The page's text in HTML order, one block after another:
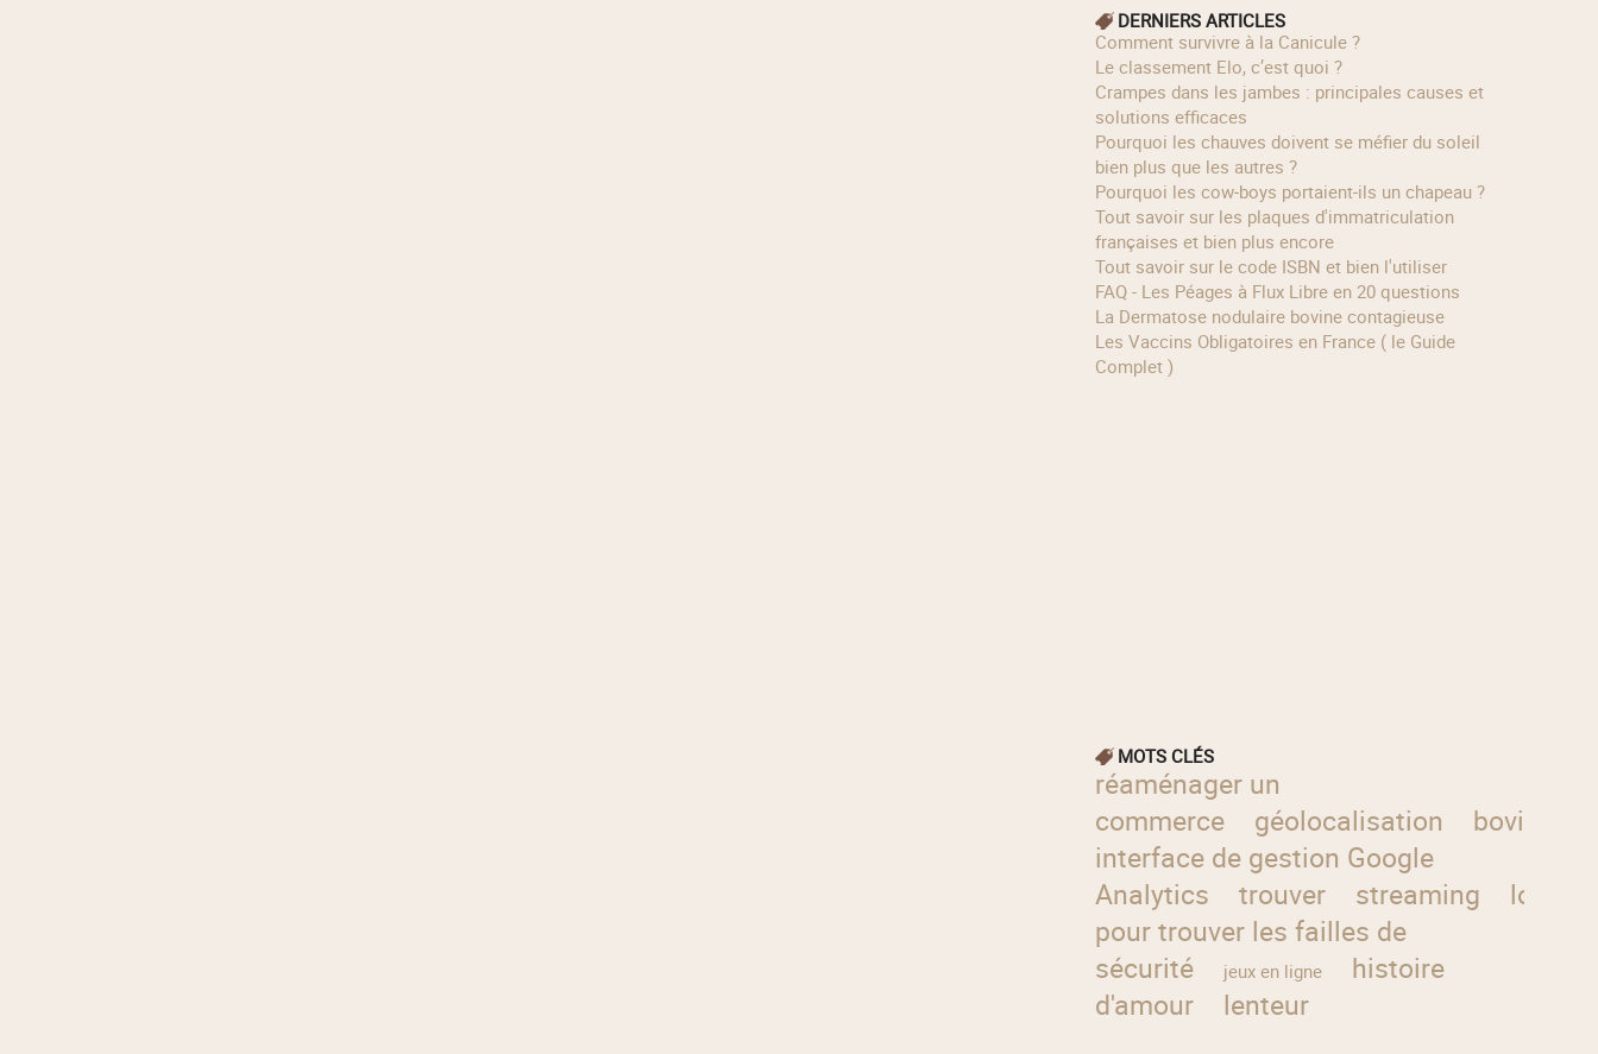
DERNIERS ARTICLES
Comment survivre à la Canicule ?
Le classement Elo, c’est quoi ?
Crampes dans les jambes : principales causes et
solutions efficaces
Pourquoi les chauves doivent se méfier du soleil
bien plus que les autres ?
Pourquoi les cow‑boys portaient‑ils un chapeau ?
Tout savoir sur les plaques d'immatriculation
françaises et bien plus encore
Tout savoir sur le code ISBN et bien l'utiliser
FAQ - Les Péages à Flux Libre en 20 questions
La Dermatose nodulaire bovine contagieuse
Les Vaccins Obligatoires en France ( le Guide
Complet )
MOTS CLÉS
réaménager un
commerce
géolocalisation bovins
interface de gestion Google
Analytics
trouver streaming
logiciel
pour trouver les failles de
sécurité
jeux en ligne
histoire
d'amour
lenteur